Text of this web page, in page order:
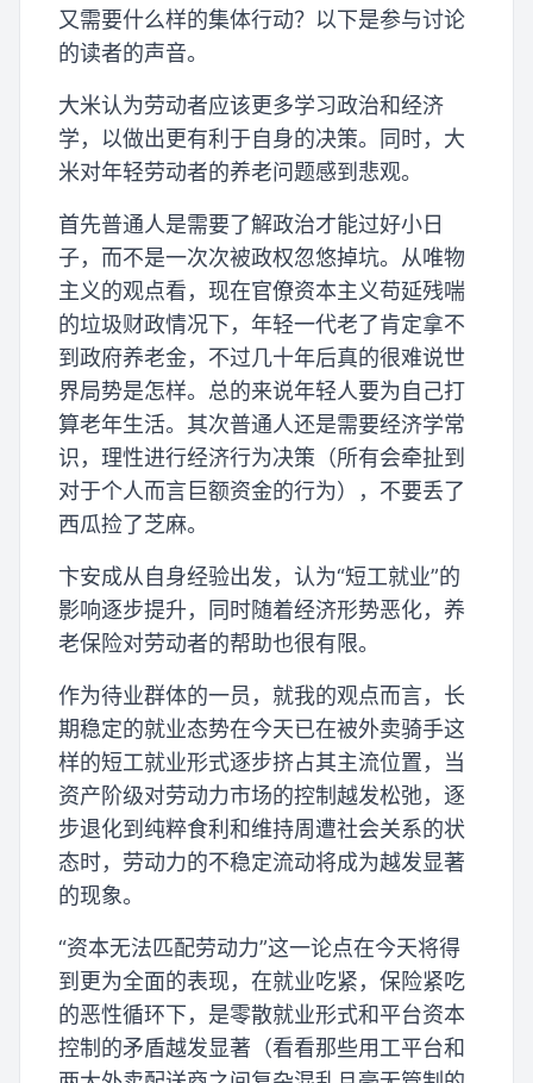
又需要什么样的集体行动？以下是参与讨论
的读者的声音。
大米认为劳动者应该更多学习政治和经济
学，以做出更有利于自身的决策。同时，大
米对年轻劳动者的养老问题感到悲观。
首先普通人是需要了解政治才能过好小日
子，而不是一次次被政权忽悠掉坑。从唯物
主义的观点看，现在官僚资本主义苟延残喘
的垃圾财政情况下，年轻一代老了肯定拿不
到政府养老金，不过几十年后真的很难说世
界局势是怎样。总的来说年轻人要为自己打
算老年生活。其次普通人还是需要经济学常
识，理性进行经济行为决策（所有会牵扯到
对于个人而言巨额资金的行为），不要丢了
西瓜捡了芝麻。
卞安成从自身经验出发，认为“短工就业”的
影响逐步提升，同时随着经济形势恶化，养
老保险对劳动者的帮助也很有限。
作为待业群体的一员，就我的观点而言，长
期稳定的就业态势在今天已在被外卖骑手这
样的短工就业形式逐步挤占其主流位置，当
资产阶级对劳动力市场的控制越发松弛，逐
步退化到纯粹食利和维持周遭社会关系的状
态时，劳动力的不稳定流动将成为越发显著
的现象。
“资本无法匹配劳动力”这一论点在今天将得
到更为全面的表现，在就业吃紧，保险紧吃
的恶性循环下，是零散就业形式和平台资本
控制的矛盾越发显著（看看那些用工平台和